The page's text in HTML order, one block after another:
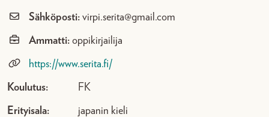
Sähköposti: virpi.serita@gmail.com
Ammatti: oppikirjailija
https://www.serita.fi/
Koulutus: FK
Erityisala: japanin kieli